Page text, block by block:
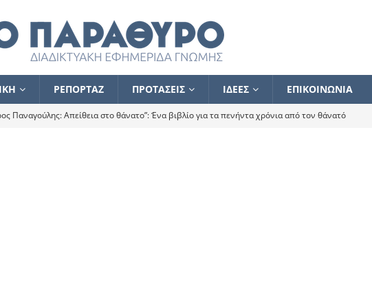
ΡΕΠΟΡΤΑΖ ΠΡΟΤΑΣΕΙΣ ΙΔΕΕΣ ΕΠΙΚΟΙΝΩΝΙΑ
Παναγούλης: Απείθεια στο θάνατο”: Ένα βιβλίο για τα πενήντα χρόνια από τον θάνατό